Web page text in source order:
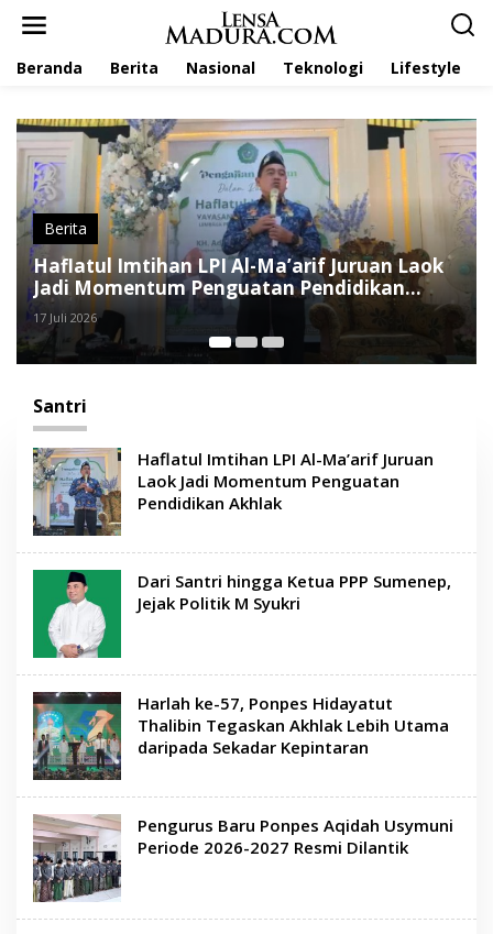
Beranda Berita Nasional Teknologi Lifestyle
Artikel Editorial
Dari Santri hingga Ketua PPP Sumenep, Jejak
Politik M Syukri
11 Juli 2026
Santri
Haflatul Imtihan LPI Al-Ma’arif Juruan
Laok Jadi Momentum Penguatan
Pendidikan Akhlak
Dari Santri hingga Ketua PPP Sumenep,
Jejak Politik M Syukri
Harlah ke-57, Ponpes Hidayatut
Thalibin Tegaskan Akhlak Lebih Utama
daripada Sekadar Kepintaran
Pengurus Baru Ponpes Aqidah Usymuni
Periode 2026-2027 Resmi Dilantik